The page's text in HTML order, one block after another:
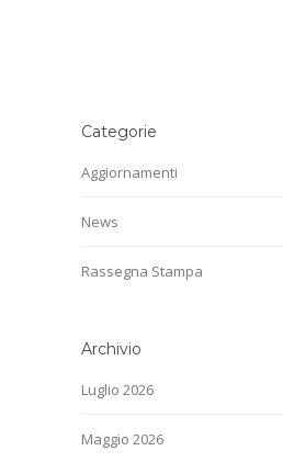
Categorie
Aggiornamenti
News
Rassegna Stampa
Archivio
Luglio 2026
Maggio 2026